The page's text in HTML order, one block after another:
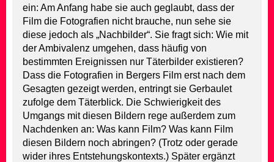
ein: Am Anfang habe sie auch geglaubt, dass der
Film die Fotografien nicht brauche, nun sehe sie
diese jedoch als „Nachbilder“. Sie fragt sich: Wie mit
der Ambivalenz umgehen, dass häufig von
bestimmten Ereignissen nur Täterbilder existieren?
Dass die Fotografien in Bergers Film erst nach dem
Gesagten gezeigt werden, entringt sie Gerbaulet
zufolge dem Täterblick. Die Schwierigkeit des
Umgangs mit diesen Bildern rege außerdem zum
Nachdenken an: Was kann Film? Was kann Film
diesen Bildern noch abringen? (Trotz oder gerade
wider ihres Entstehungskontexts.) Später ergänzt